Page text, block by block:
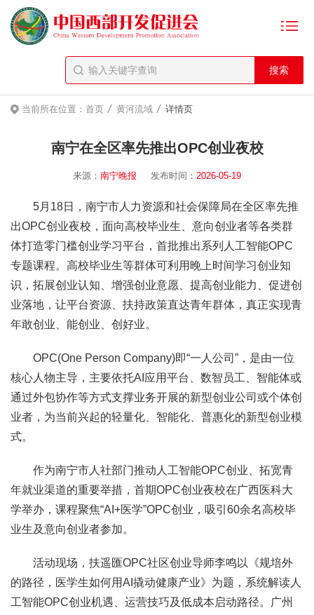
当前所在位置： 首页 / 黄河流域 / 详情页
南宁在全区率先推出OPC创业夜校
来源： 南宁晚报 发布时间： 2026-05-19
5月18日，南宁市人力资源和社会保障局在全区率先推
出OPC创业夜校，面向高校毕业生、意向创业者等各类群
体打造零门槛创业学习平台，首批推出系列人工智能OPC
专题课程。高校毕业生等群体可利用晚上时间学习创业知
识，拓展创业认知、增强创业意愿、提高创业能力、促进创
业落地，让平台资源、扶持政策直达青年群体，真正实现青
年敢创业、能创业、创好业。
OPC(One Person Company)即“一人公司”，是由一位
核心人物主导，主要依托AI应用平台、数智员工、智能体或
通过外包协作等方式支撑业务开展的新型创业公司或个体创
业者，为当前兴起的轻量化、智能化、普惠化的新型创业模
式。
作为南宁市人社部门推动人工智能OPC创业、拓宽青
年就业渠道的重要举措，首期OPC创业夜校在广西医科大
学举办，课程聚焦“AI+医学”OPC创业，吸引60余名高校毕
业生及意向创业者参加。
活动现场，扶遥匯OPC社区创业导师李鸣以《规培外
的路径，医学生如何用AI撬动健康产业》为题，系统解读人
工智能OPC创业机遇、运营技巧及低成本启动路径。广州